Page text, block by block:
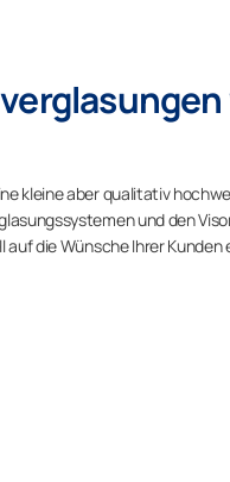
kleine aber qualitativ
und den
die Wünsche Ihrer Kunden